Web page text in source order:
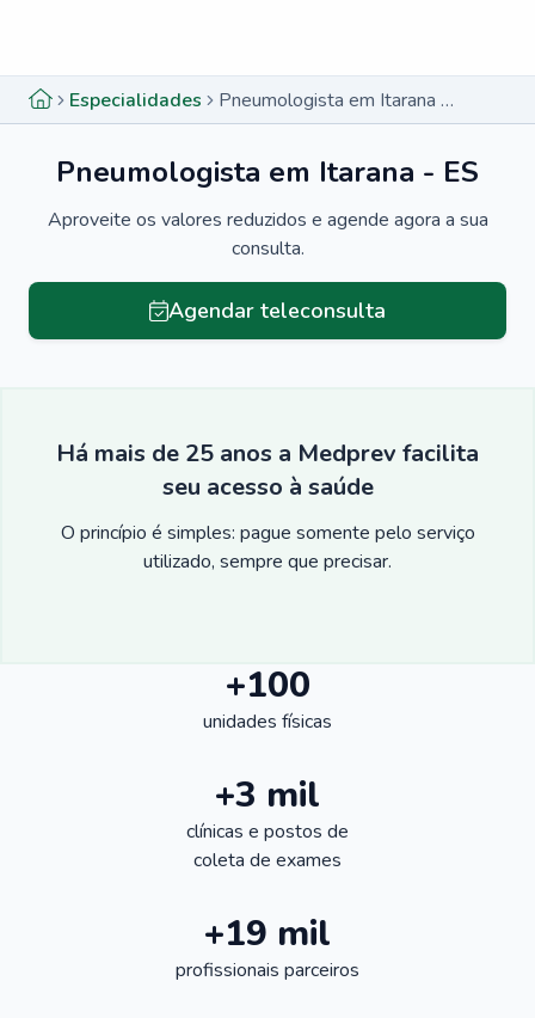
Especialidades Pneumologista em Itarana - ES
Pneumologista em Itarana - ES
Aproveite os valores reduzidos e agende agora a sua
consulta.
Agendar teleconsulta
Há mais de 25 anos a Medprev facilita
seu acesso à saúde
O princípio é simples: pague somente pelo serviço
utilizado, sempre que precisar.
+100
unidades físicas
+3 mil
clínicas e postos de
coleta de exames
+19 mil
profissionais parceiros